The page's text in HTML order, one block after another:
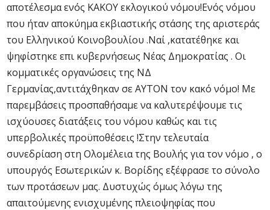
αποτέλεσμα ενός ΚΑΚΟΥ εκλογικού νόμου!Ενός νόμου
που ήταν αποκύημα εκβιαστικής στάσης της αριστεράς
του Ελληνικού Κοινοβουλίου .Ναί ,κατατέθηκε και
ψηφίστηκε επι κυβερνήσεως Νέας Δημοκρατίας . Οι
κομματικές οργανώσεις της ΝΔ
Γερμανίας,αντιτάχθηκαν σε ΑΥΤΟΝ τον κακό νόμο! Με
παρεμβάσεις προσπαθήσαμε να καλυτερέψουμε τις
ισχύουσες διατάξεις του νόμου καθώς και τις
υπερβολικές προϋποθέσεις !Στην τελευταία
συνεδρίαση στη Ολομέλεια της Βουλής για τον νόμο , ο
υπουργός Εσωτερικών κ. Βορίδης εξέφρασε το σύνολο
των προτάσεων μας. Δυστυχώς όμως λόγω της
απαιτούμενης ενισχυμένης πλειοψηφίας που